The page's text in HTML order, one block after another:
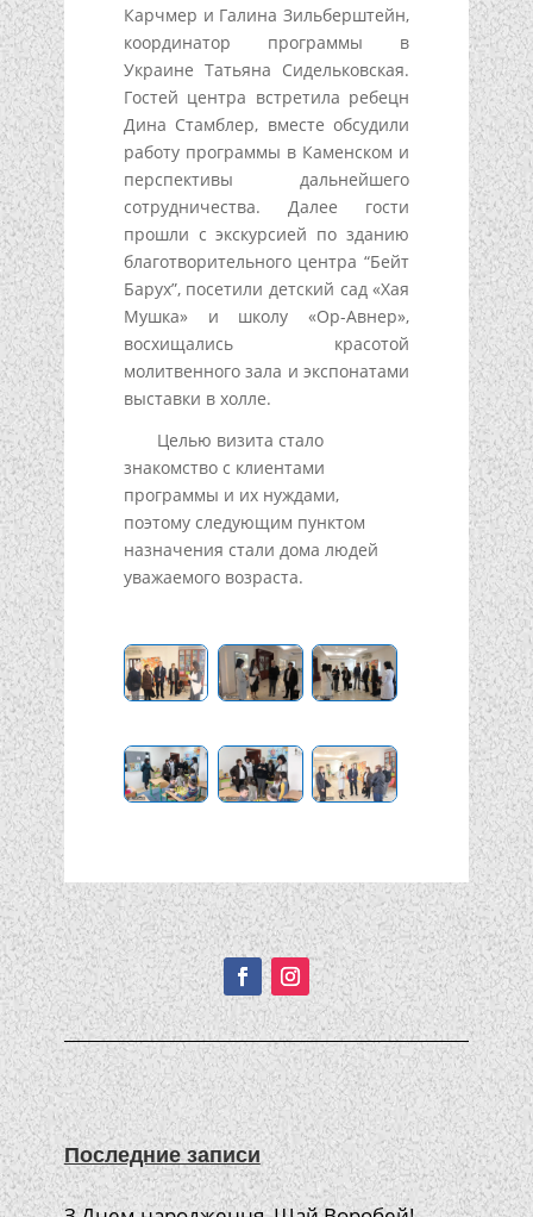
Карчмер и Галина Зильберштейн,
координатор программы в
Украине Татьяна Сидельковская.
Гостей центра встретила ребецн
Дина Стамблер, вместе обсудили
работу программы в Каменском и
перспективы дальнейшего
сотрудничества. Далее гости
прошли с экскурсией по зданию
благотворительного центра “Бейт
Барух”, посетили детский сад «Хая
Мушка» и школу «Ор-Авнер»,
восхищались красотой
молитвенного зала и экспонатами
выставки в холле.
Целью визита стало
знакомство с клиентами
программы и их нуждами,
поэтому следующим пунктом
назначения стали дома людей
уважаемого возраста.
Подписывайтесь!
Последние записи